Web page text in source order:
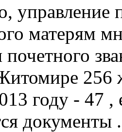
матерям
почетного
256
году - 47
документы .